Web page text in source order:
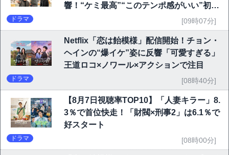
響！“ケミ最高”“このテンポ感がいい”初回
ドラマ [09時07分]
Netflix「恋は飴模様」配信開始！チョン・
ヘインの“爆イケ”姿に反響「可愛すぎる」
王道ロコ×ノワール×アクションで注目
ドラマ [08時40分]
【8月7日視聴率TOP10】「人妻キラー」8.
3％で首位快走！「財閥×刑事2」は6.1％で
好スタート
ドラマ [08時00分]